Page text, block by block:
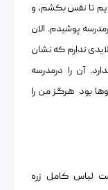
تا نفس بکشم، و
پوشیدم. الان
ندارم که نشان
آن را درمدرسه
بود هرگز من را
لباس کامل زره